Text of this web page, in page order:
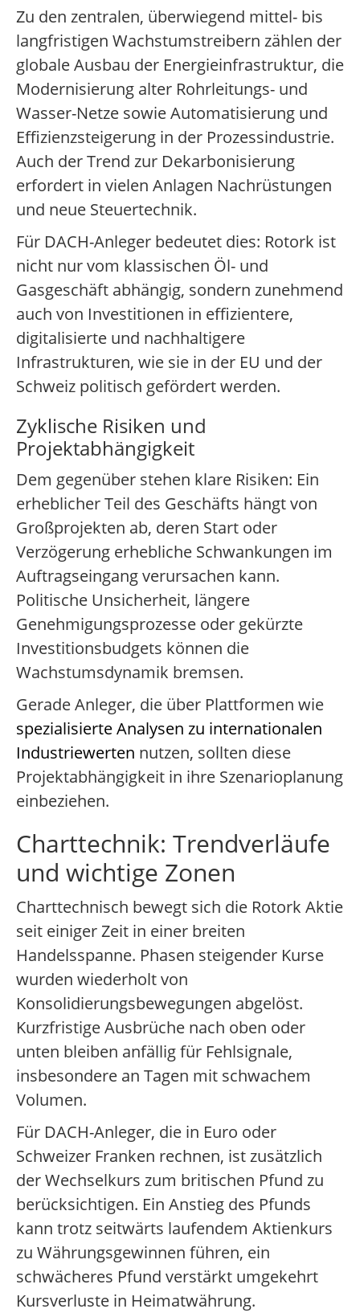
Zu den zentralen, überwiegend mittel- bis
langfristigen Wachstumstreibern zählen der
globale Ausbau der Energieinfrastruktur, die
Modernisierung alter Rohrleitungs- und
Wasser-Netze sowie Automatisierung und
Effizienzsteigerung in der Prozessindustrie.
Auch der Trend zur Dekarbonisierung
erfordert in vielen Anlagen Nachrüstungen
und neue Steuertechnik.
Für DACH-Anleger bedeutet dies: Rotork ist
nicht nur vom klassischen Öl- und
Gasgeschäft abhängig, sondern zunehmend
auch von Investitionen in effizientere,
digitalisierte und nachhaltigere
Infrastrukturen, wie sie in der EU und der
Schweiz politisch gefördert werden.
Zyklische Risiken und
Projektabhängigkeit
Dem gegenüber stehen klare Risiken: Ein
erheblicher Teil des Geschäfts hängt von
Großprojekten ab, deren Start oder
Verzögerung erhebliche Schwankungen im
Auftragseingang verursachen kann.
Politische Unsicherheit, längere
Genehmigungsprozesse oder gekürzte
Investitionsbudgets können die
Wachstumsdynamik bremsen.
Gerade Anleger, die über Plattformen wie
spezialisierte Analysen zu internationalen
Industriewerten nutzen, sollten diese
Projektabhängigkeit in ihre Szenarioplanung
einbeziehen.
Charttechnik: Trendverläufe
und wichtige Zonen
Charttechnisch bewegt sich die Rotork Aktie
seit einiger Zeit in einer breiten
Handelsspanne. Phasen steigender Kurse
wurden wiederholt von
Konsolidierungsbewegungen abgelöst.
Kurzfristige Ausbrüche nach oben oder
unten bleiben anfällig für Fehlsignale,
insbesondere an Tagen mit schwachem
Volumen.
Für DACH-Anleger, die in Euro oder
Schweizer Franken rechnen, ist zusätzlich
der Wechselkurs zum britischen Pfund zu
berücksichtigen. Ein Anstieg des Pfunds
kann trotz seitwärts laufendem Aktienkurs
zu Währungsgewinnen führen, ein
schwächeres Pfund verstärkt umgekehrt
Kursverluste in Heimatwährung.